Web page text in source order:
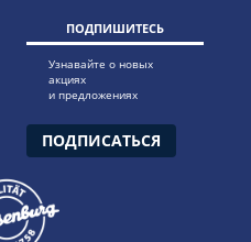
ПОДПИШИТЕСЬ
Узнавайте о новых
акциях
и предложениях
ПОДПИСАТЬСЯ